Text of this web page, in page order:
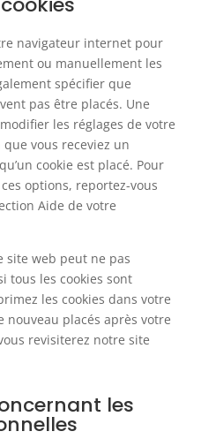
navigateur internet pour
ou manuellement les
spécifier que
pas être placés. Une
les réglages de votre
vous receviez un
cookie est placé. Pour
options, reportez-vous
Aide de votre
site web peut ne pas
tous les cookies sont
les cookies dans votre
nouveau placés après votre
revisiterez notre site
les